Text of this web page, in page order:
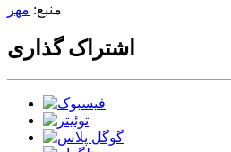
منبع: مهر
اشتراک گذاری